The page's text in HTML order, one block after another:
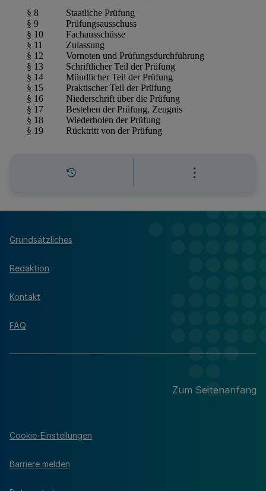
Grundsätzliches
Redaktion
Kontakt
FAQ
Zum Seitenanfang
Cookie-Einstellungen
Barriere melden